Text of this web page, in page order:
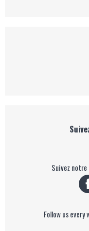
Suivez
Follow us every